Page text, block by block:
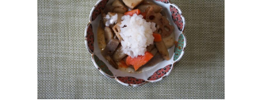
お産について
親と子の結びつき支援
母乳育児